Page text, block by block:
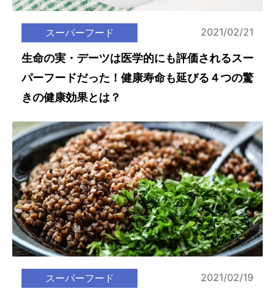
スーパーフード 2021/02/21
生命の実・デーツは医学的にも評価されるスー
パーフードだった！健康寿命も延びる４つの驚
きの健康効果とは？
スーパーフード 2021/02/19